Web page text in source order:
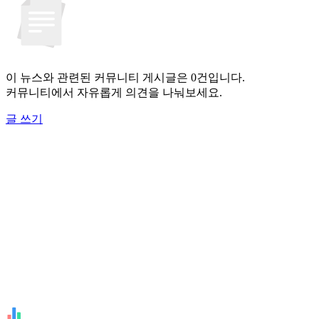
이 뉴스와 관련된 커뮤니티 게시글은 0건입니다.
커뮤니티에서 자유롭게 의견을 나눠보세요.
글 쓰기